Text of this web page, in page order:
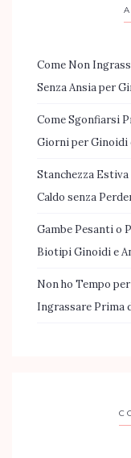
Come Non
Senza Ansia per
Come Sgonfiarsi
Giorni per Ginoidi
Stanchezza
Caldo senza
Gambe Pesanti o
Biotipi Ginoidi e
Non ho Tempo
Ingrassare Prima